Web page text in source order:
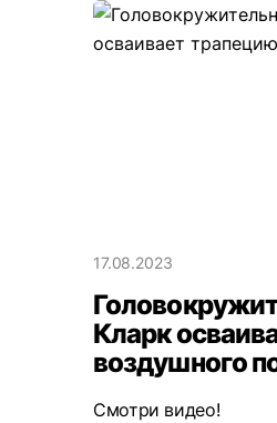
17.08.2023
Кларк
воздушного
Смотри видео!